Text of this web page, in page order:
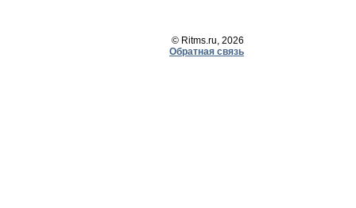
© Ritms.ru, 2026
Обратная связь